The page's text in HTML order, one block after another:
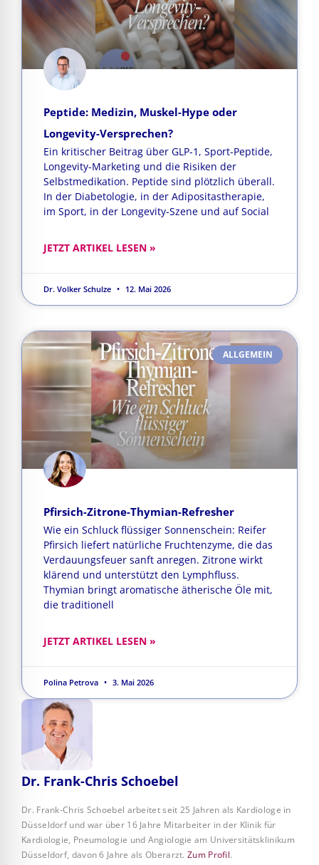
Dr. Frank-Chris Schoebel
Dr. Frank-Chris Schoebel arbeitet seit 25 Jahren als Kardiologe in
Düsseldorf und war über 16 Jahre Mitarbeiter in der Klinik für
Kardiologie, Pneumologie und Angiologie am Universitätsklinikum
Düsseldorf, davon 6 Jahre als Oberarzt.Zum Profil.
Peptide: Medizin, Muskel-Hype oder
Longevity-Versprechen?
Ein kritischer Beitrag über GLP-1, Sport-Peptide,
Longevity-Marketing und die Risiken der
Selbstmedikation. Peptide sind plötzlich überall.
In der Diabetologie, in der Adipositastherapie,
im Sport, in der Longevity-Szene und auf Social
JETZT ARTIKEL LESEN »
Dr. Volker Schulze 12. Mai 2026
ALLGEMEIN
Pfirsich-Zitrone-Thymian-Refresher
Wie ein Schluck flüssiger Sonnenschein: Reifer
Pfirsich liefert natürliche Fruchtenzyme, die das
Verdauungsfeuer sanft anregen. Zitrone wirkt
klärend und unterstützt den Lymphfluss.
Thymian bringt aromatische ätherische Öle mit,
die traditionell
JETZT ARTIKEL LESEN »
Polina Petrova 3. Mai 2026